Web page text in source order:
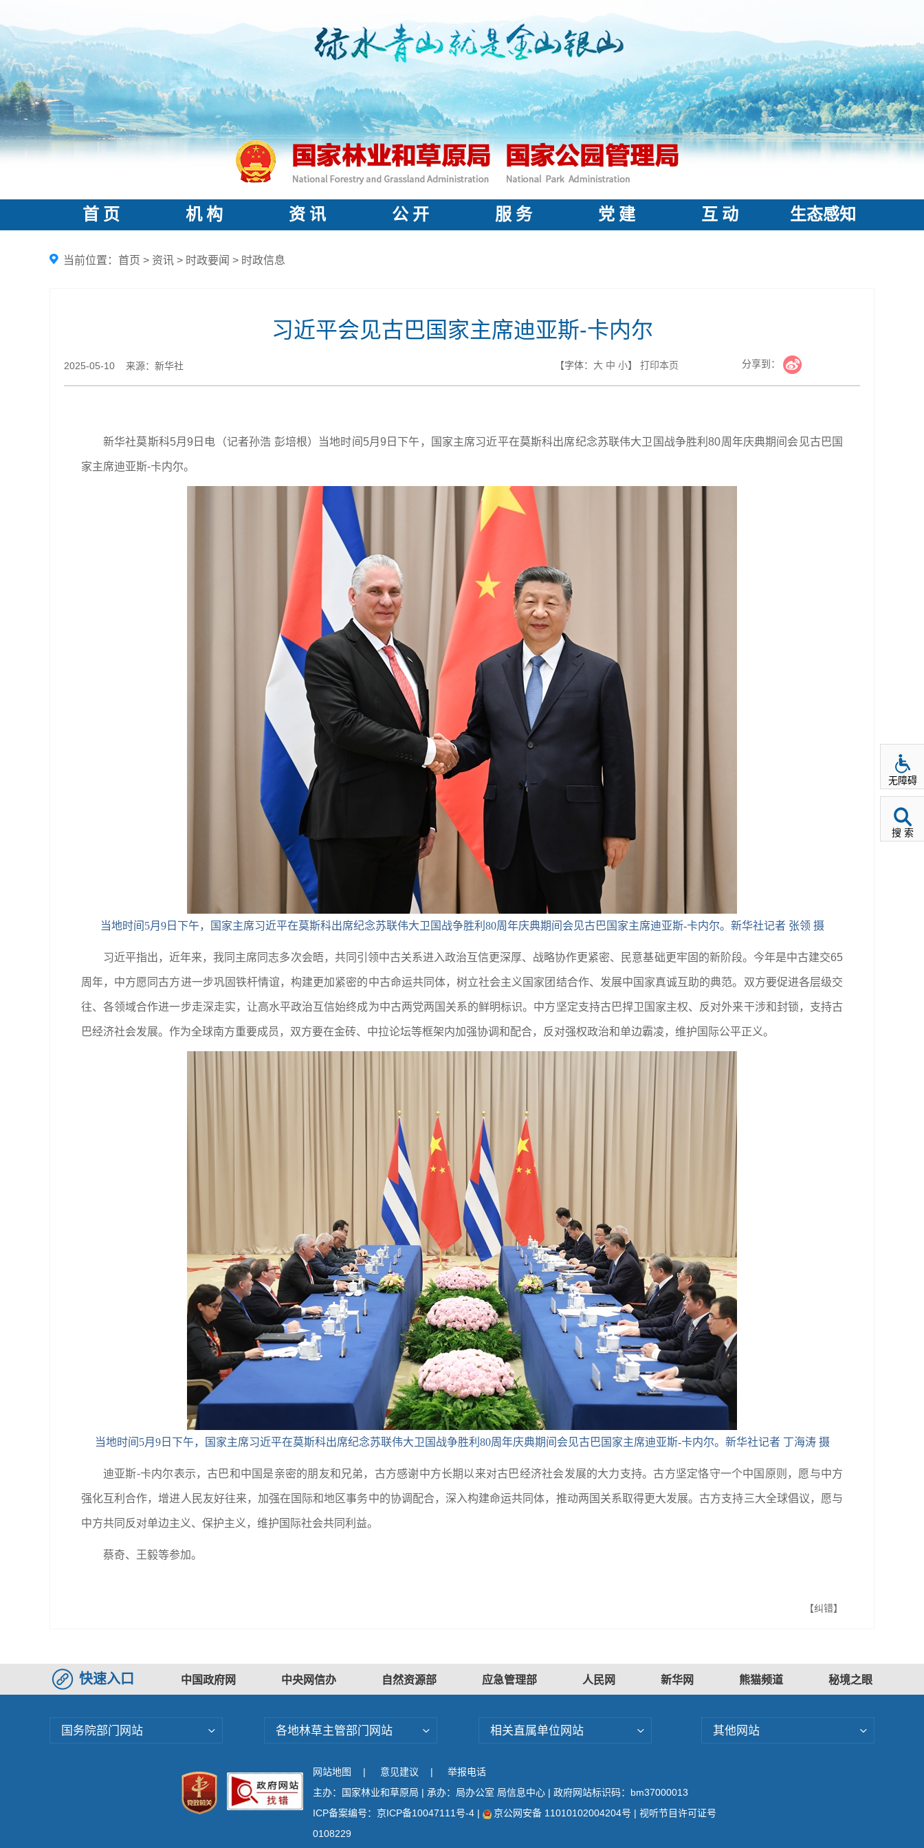
首 页 机 构 资 讯 公 开 服 务 党 建 互 动 生态感知
当前位置： 首页 > 资讯 > 时政要闻 > 时政信息
习近平会见古巴国家主席迪亚斯-卡内尔
2025-05-10 来源：新华社 【字体： 大 中 小】 打印本页 分享到：
新华社莫斯科5月9日电（记者孙浩 彭培根）当地时间5月9日下午，国家主席习近平在莫斯科出席纪念苏联伟大卫国战争胜利80周年庆典期间会见古巴国
家主席迪亚斯-卡内尔。
当地时间5月9日下午，国家主席习近平在莫斯科出席纪念苏联伟大卫国战争胜利80周年庆典期间会见古巴国家主席迪亚斯-卡内尔。新华社记者 张领 摄
习近平指出，近年来，我同主席同志多次会晤，共同引领中古关系进入政治互信更深厚、战略协作更紧密、民意基础更牢固的新阶段。今年是中古建交65
周年，中方愿同古方进一步巩固铁杆情谊，构建更加紧密的中古命运共同体，树立社会主义国家团结合作、发展中国家真诚互助的典范。双方要促进各层级交
往、各领域合作进一步走深走实，让高水平政治互信始终成为中古两党两国关系的鲜明标识。中方坚定支持古巴捍卫国家主权、反对外来干涉和封锁，支持古
巴经济社会发展。作为全球南方重要成员，双方要在金砖、中拉论坛等框架内加强协调和配合，反对强权政治和单边霸凌，维护国际公平正义。
当地时间5月9日下午，国家主席习近平在莫斯科出席纪念苏联伟大卫国战争胜利80周年庆典期间会见古巴国家主席迪亚斯-卡内尔。新华社记者 丁海涛 摄
迪亚斯-卡内尔表示，古巴和中国是亲密的朋友和兄弟，古方感谢中方长期以来对古巴经济社会发展的大力支持。古方坚定恪守一个中国原则，愿与中方
强化互利合作，增进人民友好往来，加强在国际和地区事务中的协调配合，深入构建命运共同体，推动两国关系取得更大发展。古方支持三大全球倡议，愿与
中方共同反对单边主义、保护主义，维护国际社会共同利益。
蔡奇、王毅等参加。
【纠错】
快速入口 中国政府网 中央网信办 自然资源部 应急管理部 人民网 新华网 熊猫频道 秘境之眼
国务院部门网站 各地林草主管部门网站 相关直属单位网站 其他网站
网站地图 | 意见建议 |
举报电话
主办：国家林业和草原局 | 承办：局办公室 局信息中心 | 政府网站标识码：bm37000013
ICP备案编号：京ICP备10047111号-4 | 京公网安备 11010102004204号 | 视听节目许可证号
0108229
无障碍
搜 索